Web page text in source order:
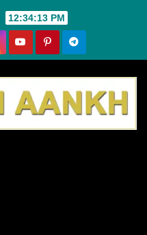
12:34:15 PM